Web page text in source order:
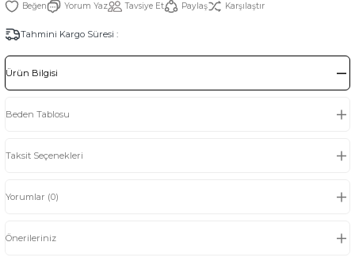
Yorum Yaz Tavsiye Et Paylaş Karşılaştır
Tahmini Kargo Süresi :
Ürün Bilgisi
Beden Tablosu
Taksit Seçenekleri
Yorumlar (0)
Önerileriniz